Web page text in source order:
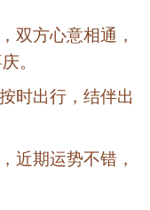
双方心意相通，
。
时出行，结伴出
近期运势不错，